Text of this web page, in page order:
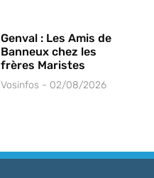
Genval : Les Amis de
Banneux chez les
frères Maristes
Vosinfos 02/08/2026